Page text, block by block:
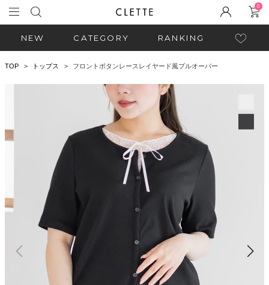
0
NEW CATEGORY RANKING
TOP トップス フロントボタンレースレイヤード風プルオーバー